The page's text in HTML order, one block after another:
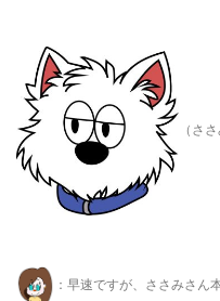
（さ
：早速ですが、ささみさん